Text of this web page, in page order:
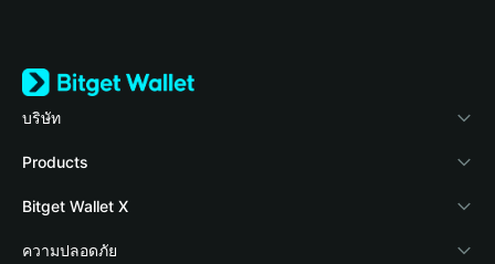
บริษัท
เกี่ยวกับ Bitget Wallet
Blog
Academy
Products
Crypto Card
Stablecoin Earn
Bitget Wallet X
นักพัฒนา
ความปลอดภัย